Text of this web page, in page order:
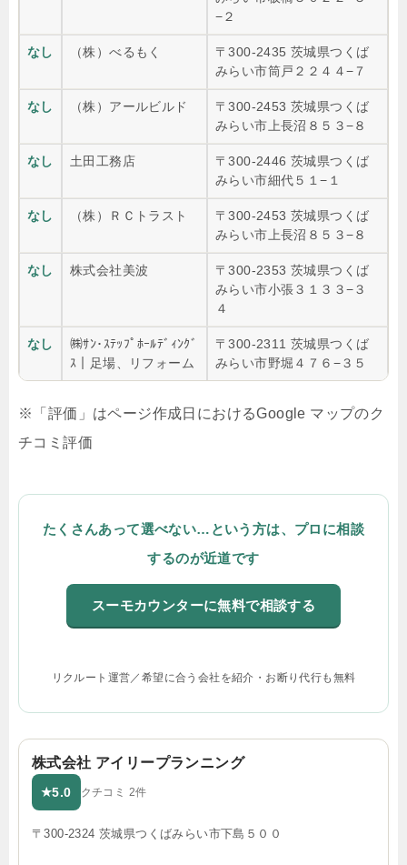
−２
なし （株）べるもく
〒300-2435 茨城県つくば
みらい市筒戸２２４４−７
なし （株）アールビルド
〒300-2453 茨城県つくば
みらい市上長沼８５３−８
なし 土田工務店
〒300-2446 茨城県つくば
みらい市細代５１−１
なし （株）ＲＣトラスト
〒300-2453 茨城県つくば
みらい市上長沼８５３−８
なし 株式会社美波
〒300-2353 茨城県つくば
みらい市小張３１３３−３
４
なし
㈱ｻﾝ･ｽﾃｯﾌﾟﾎｰﾙﾃﾞｨﾝｸﾞ
ｽ｜足場、リフォーム
〒300-2311 茨城県つくば
みらい市野堀４７６−３５
※「評価」はページ作成日におけるGoogle マップのク
チコミ評価
たくさんあって選べない…という方は、プロに相談
するのが近道です
スーモカウンターに無料で相談する
リクルート運営／希望に合う会社を紹介・お断り代行も無料
株式会社 アイリープランニング
★5.0 クチコミ 2件
〒300-2324 茨城県つくばみらい市下島５００